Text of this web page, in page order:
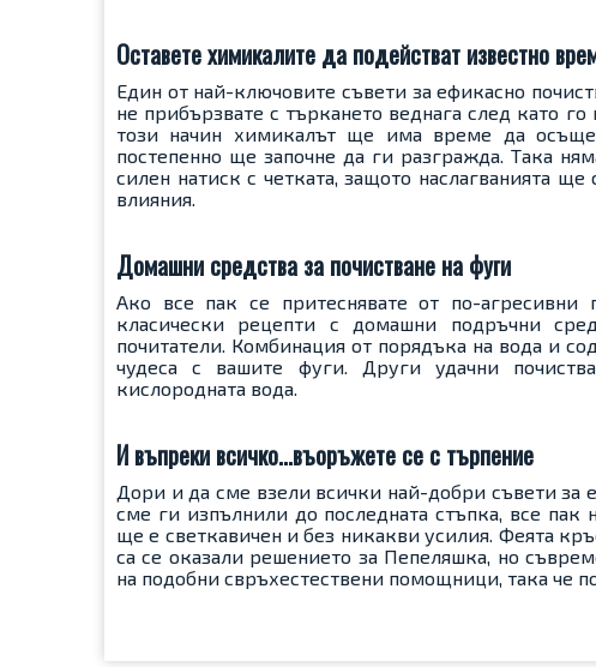
Оставете химикалите да подействат известно
Един от най-ключовите съвети за ефикасно
не прибързвате с търкането веднага след като
този начин химикалът ще има време да
постепенно ще започне да ги разгражда. Така
силен натиск с четката, защото наслагванията
влияния.
Домашни средства за почистване на фуги
Ако все пак се притеснявате от по-
класически рецепти с домашни подръчни
почитатели. Комбинация от порядъка на вода и
чудеса с вашите фуги. Други удачни
кислородната вода.
И въпреки всичко...въоръжете се с търпение
Дори и да сме взели всички най-добри съвети за
сме ги изпълнили до последната стъпка, все пак
ще е светкавичен и без никакви усилия. Феята
са се оказали решението за Пепеляшка, но
на подобни свръхестествени помощници, така че